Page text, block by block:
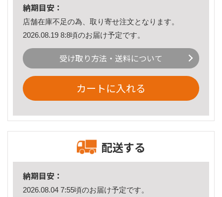
納期目安：
店舗在庫不足の為、取り寄せ注文となります。
2026.08.19 8:8頃のお届け予定です。
受け取り方法・送料について
カートに入れる
配送する
納期目安：
2026.08.04 7:55頃のお届け予定です。